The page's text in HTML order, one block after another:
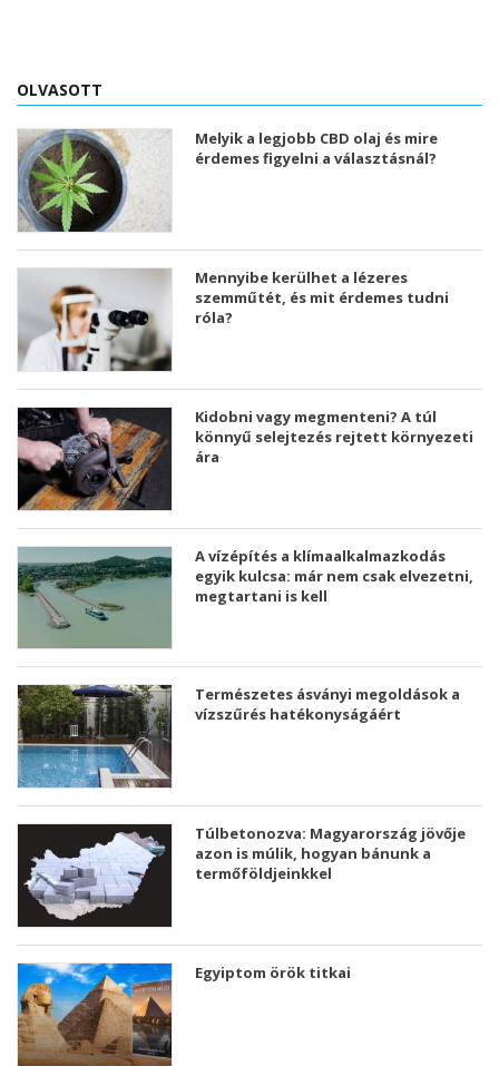
OLVASOTT
Melyik a legjobb CBD olaj és mire
érdemes figyelni a választásnál?
Mennyibe kerülhet a lézeres
szemműtét, és mit érdemes tudni
róla?
Kidobni vagy megmenteni? A túl
könnyű selejtezés rejtett környezeti
ára
A vízépítés a klímaalkalmazkodás
egyik kulcsa: már nem csak elvezetni,
megtartani is kell
Természetes ásványi megoldások a
vízszűrés hatékonyságáért
Túlbetonozva: Magyarország jövője
azon is múlik, hogyan bánunk a
termőföldjeinkkel
Egyiptom örök titkai